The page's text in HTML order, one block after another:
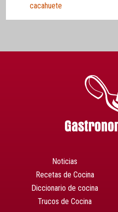
cacahuete
Noticias
Recetas de Cocina
Diccionario de cocina
Trucos de Cocina